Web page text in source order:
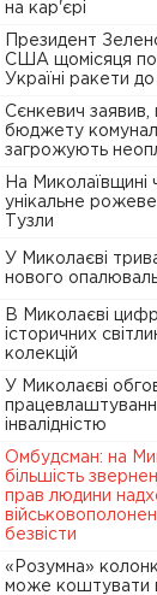
на кар'єрі
Президент
США щомісяця
Україні ракети
Сєнкевич
бюджету
загрожують
На Миколаївщині
унікальне
Тузли
У Миколаєві
нового
В Миколаєві
історичних
колекцій
У Миколаєві
інвалідністю
Омбудсман: на
більшість
прав людини
безвісти
«Розумна»
може коштувати